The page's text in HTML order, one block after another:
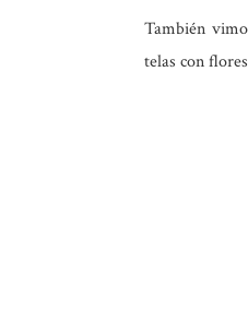
También
telas con